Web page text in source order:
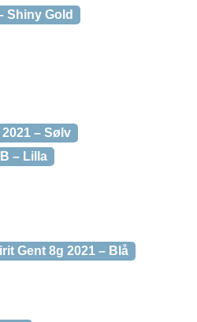
Shiny Gold
– Sølv
– Lilla
Gent 8g 2021 – Blå